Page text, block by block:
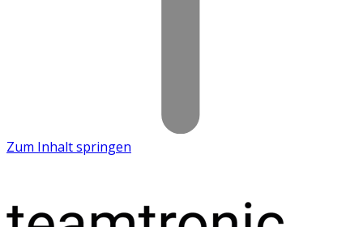
Zum Inhalt springen